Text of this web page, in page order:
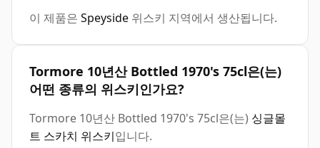
이 제품은 Speyside 위스키 지역에서 생산됩니다.
Tormore 10년산 Bottled 1970's 75cl은(는)
어떤 종류의 위스키인가요?
Tormore 10년산 Bottled 1970's 75cl은(는) 싱글몰
트 스카치 위스키입니다.